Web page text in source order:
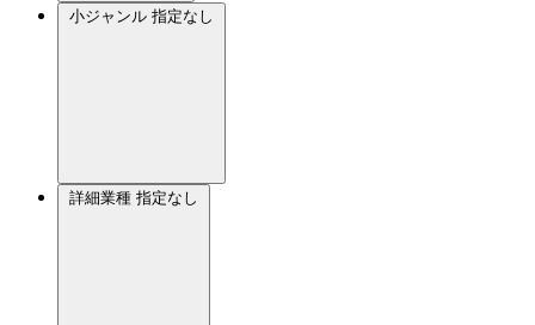
小ジャンル 指定なし
詳細業種 指定なし